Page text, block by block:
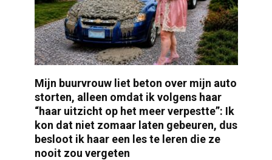
Mijn buurvrouw liet beton over mijn auto
storten, alleen omdat ik volgens haar
“haar uitzicht op het meer verpestte”: Ik
kon dat niet zomaar laten gebeuren, dus
besloot ik haar een les te leren die ze
nooit zou vergeten